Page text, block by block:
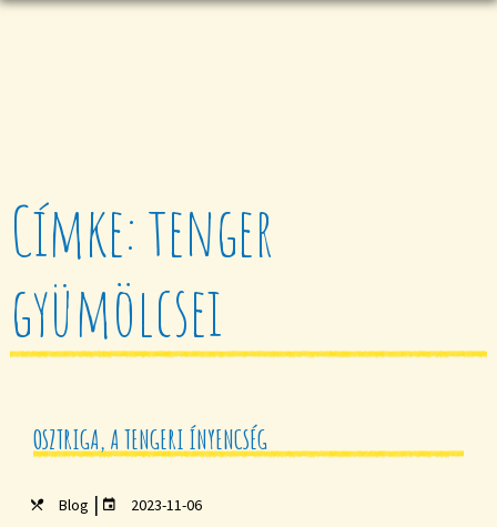
Címke: tenger
gyümölcsei
OSZTRIGA, A TENGERI ÍNYENCSÉG
Blog | 2023-11-06